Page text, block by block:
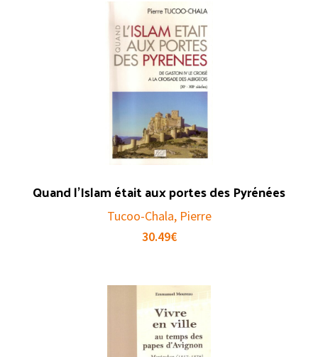
Quand l’Islam était aux portes des Pyrénées
Tucoo-Chala, Pierre
30.49€